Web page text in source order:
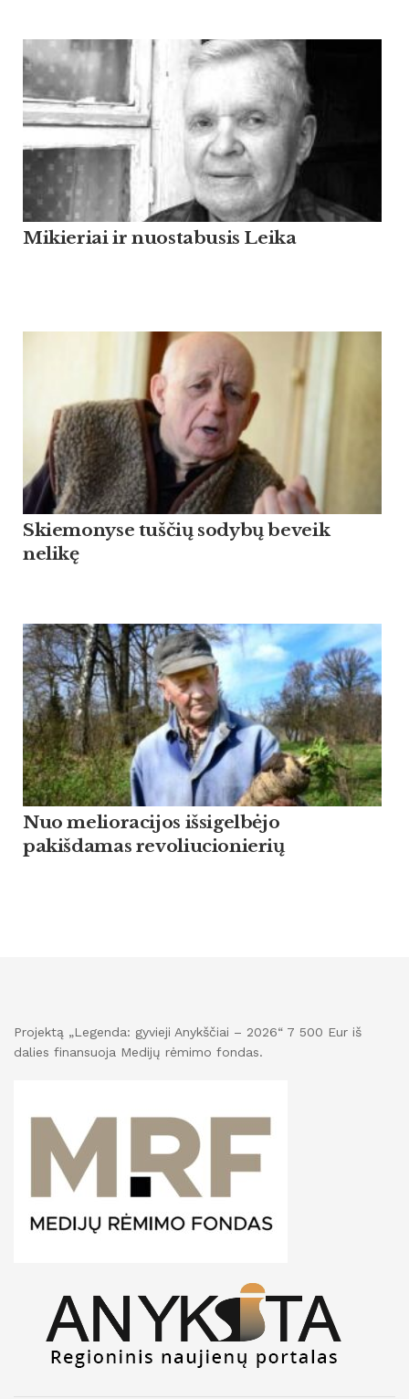
Mikieriai ir nuostabusis Leika
Skiemonyse tuščių sodybų beveik
nelikę
Nuo melioracijos išsigelbėjo
pakišdamas revoliucionierių
Projektą „Legenda: gyvieji Anykščiai – 2026“ 7 500 Eur iš
dalies finansuoja Medijų rėmimo fondas.